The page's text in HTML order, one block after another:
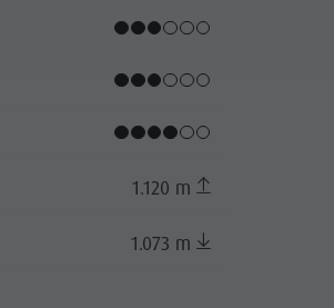
1.120 m
1.073 m